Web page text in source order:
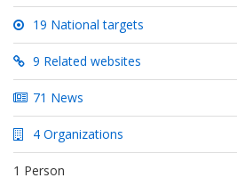
19 National targets
9 Related websites
71 News
4 Organizations
1 Person